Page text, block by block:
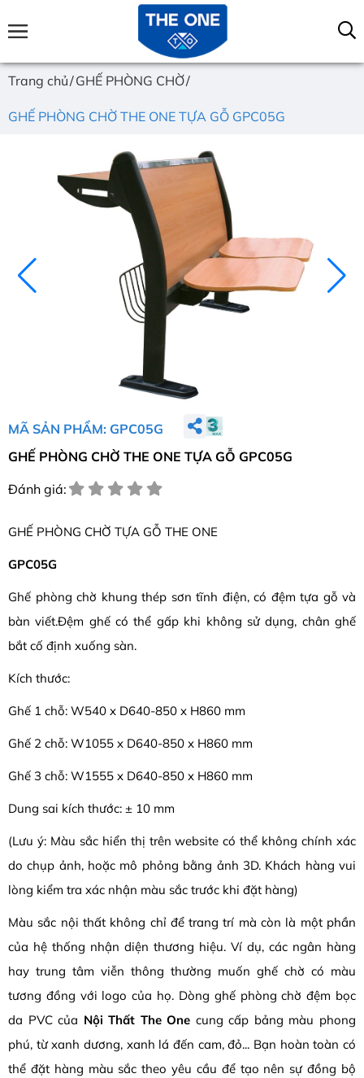
Trang chủ GHẾ PHÒNG CHỜ
GHẾ PHÒNG CHỜ THE ONE TỰA GỖ GPC05G
MÃ SẢN PHẨM: GPC05G
GHẾ PHÒNG CHỜ THE ONE TỰA GỖ GPC05G
Đánh giá:
GHẾ PHÒNG CHỜ TỰA GỖ THE ONE
GPC05G
Ghế phòng chờ khung thép sơn tĩnh điện, có đệm tựa gỗ và
bàn viết.Đệm ghế có thể gấp khi không sử dụng, chân ghế
bắt cố định xuống sàn.
Kích thước:
Ghế 1 chỗ: W540 x D640-850 x H860 mm
Ghế 2 chỗ: W1055 x D640-850 x H860 mm
Ghế 3 chỗ: W1555 x D640-850 x H860 mm
Dung sai kích thước: ± 10 mm
(Lưu ý: Màu sắc hiển thị trên website có thể không chính xác
do chụp ảnh, hoặc mô phỏng bằng ảnh 3D. Khách hàng vui
lòng kiểm tra xác nhận màu sắc trước khi đặt hàng)
Màu sắc nội thất không chỉ để trang trí mà còn là một phần
của hệ thống nhận diện thương hiệu. Ví dụ, các ngân hàng
hay trung tâm viễn thông thường muốn ghế chờ có màu
tương đồng với logo của họ. Dòng ghế phòng chờ đệm bọc
da PVC của Nội Thất The One cung cấp bảng màu phong
phú, từ xanh dương, xanh lá đến cam, đỏ... Bạn hoàn toàn có
thể đặt hàng màu sắc theo yêu cầu để tạo nên sự đồng bộ